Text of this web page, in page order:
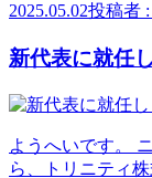
2025.05.02投稿者 :
新代表に就任
ようへいです。
ら、トリニティ